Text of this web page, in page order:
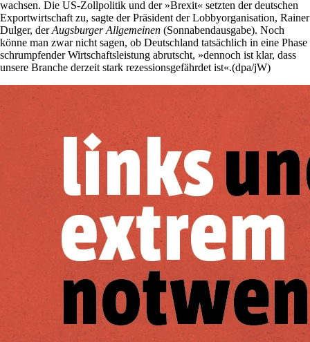
wachsen. Die US-Zollpolitik und der »Brexit« setzten der deutschen
Exportwirtschaft zu, sagte der Präsident der Lobbyorganisation, Rainer
Dulger, derAugsburger Allgemeinen (Sonnabendausgabe). Noch
könne man zwar nicht sagen, ob Deutschland tatsächlich in eine Phase
schrumpfender Wirtschaftsleistung abrutscht, »dennoch ist klar, dass
unsere Branche derzeit stark rezessionsgefährdet ist«.(dpa/jW)